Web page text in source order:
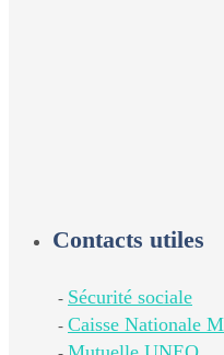
Contacts utiles
- Sécurité sociale
- Caisse Nationale